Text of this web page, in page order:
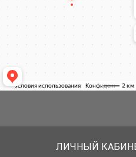
ЛИЧНЫЙ